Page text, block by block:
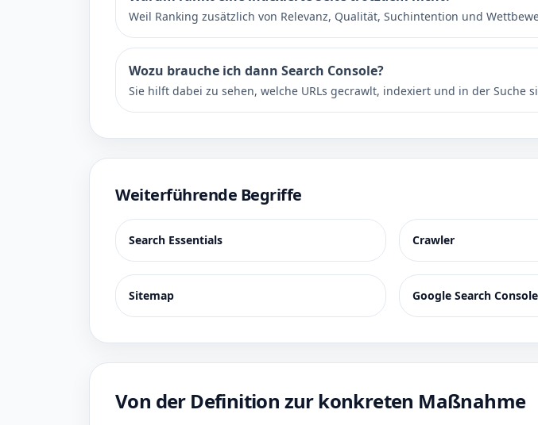
Weil Ranking zusätzlich von Relevanz, Qualität, Suchintention und
Wozu brauche ich dann Search Console?
Sie hilft dabei zu sehen, welche URLs gecrawlt, indexiert und in der Suche
Weiterführende Begriffe
Search Essentials Crawler
Sitemap Google Search Console
Von der Definition zur konkreten Maßnahme